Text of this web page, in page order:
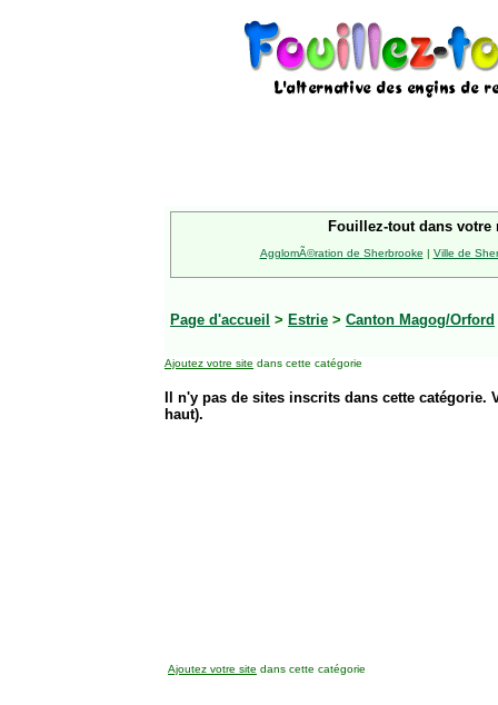
Fouillez-tout dans votre
AgglomÃ©ration de Sherbrooke | Ville de
Page d'accueil > Estrie > Canton Magog/Orford
Ajoutez votre site dans cette catégorie
Il n'y pas de sites inscrits dans cette
haut).
Ajoutez votre site dans cette catégorie